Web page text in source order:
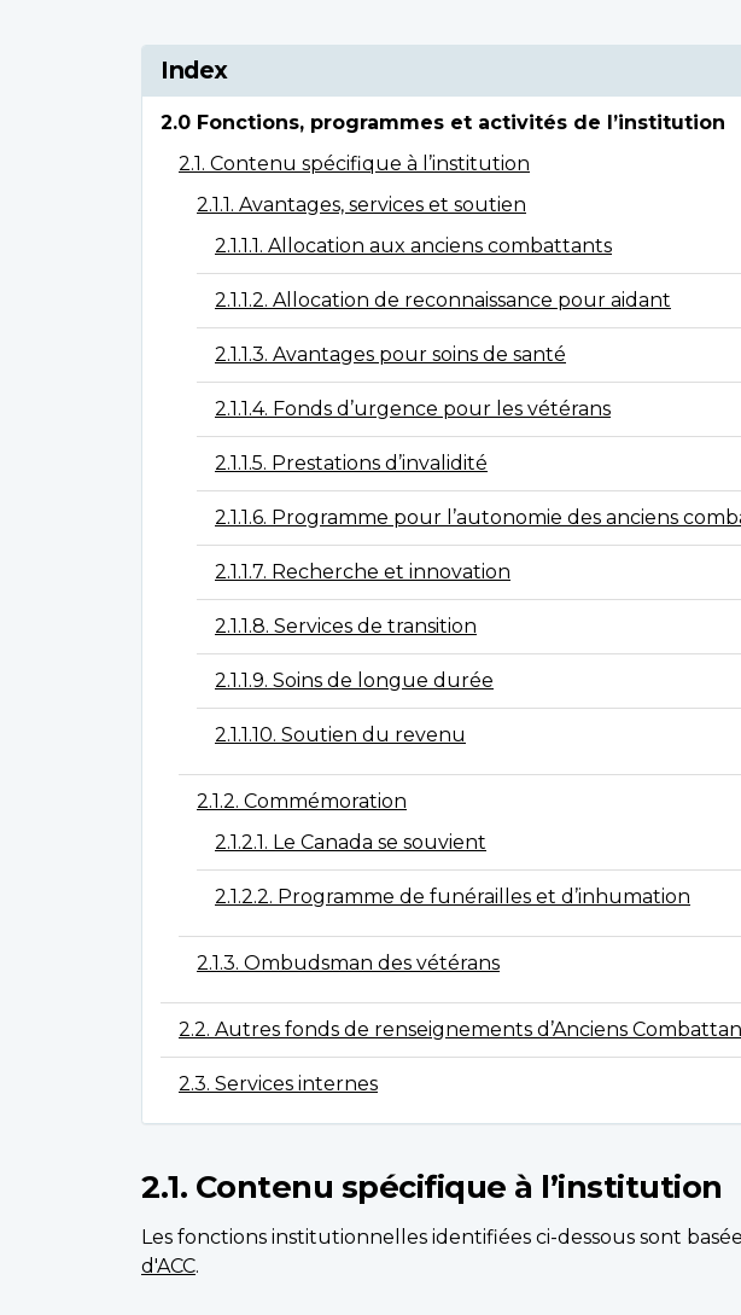
Index
2.0 Fonctions, programmes et activités de l’institution
2.1. Contenu spécifique à l’institution
2.1.1. Avantages, services et soutien
2.1.1.1. Allocation aux anciens combattants
2.1.1.2. Allocation de reconnaissance pour aidant
2.1.1.3. Avantages pour soins de santé
2.1.1.4. Fonds d’urgence pour les vétérans
2.1.1.5. Prestations d’invalidité
2.1.1.6. Programme pour l’autonomie des anciens
2.1.1.7. Recherche et innovation
2.1.1.8. Services de transition
2.1.1.9. Soins de longue durée
2.1.1.10. Soutien du revenu
2.1.2. Commémoration
2.1.2.1. Le Canada se souvient
2.1.2.2. Programme de funérailles et d’inhumation
2.1.3. Ombudsman des vétérans
2.2. Autres fonds de renseignements d’Anciens
2.3. Services internes
2.1. Contenu spécifique à l’institution
Les fonctions institutionnelles identifiées ci-dessous sont
d'ACC.